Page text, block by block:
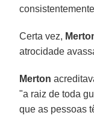
Certa vez,
atrocidade
Merton
"a raiz de toda
que as pessoas